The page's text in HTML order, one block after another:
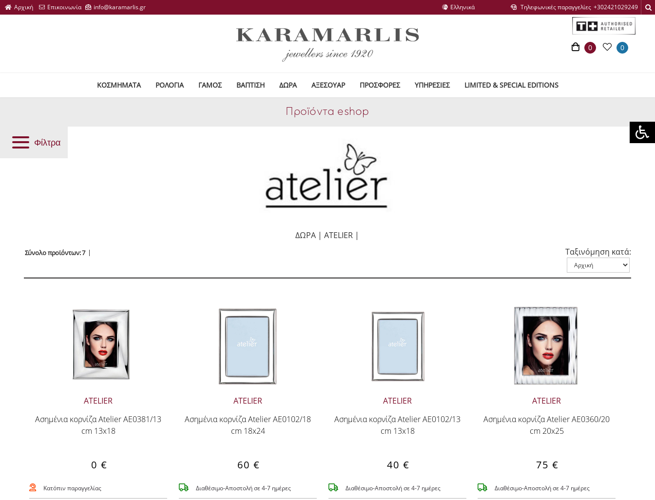
Τηλεφωνικές παραγγελίες
0 0
ΚΟΣΜΗΜΑΤΑ ΡΟΛΟΓΙΑ ΓΑΜΟΣ ΒΑΠΤΙΣΗ ΔΩΡΑ ΑΞΕΣΟΥΑΡ ΠΡΟΣΦΟΡΕΣ ΥΠΗΡΕΣΙΕΣ LIMITED & SPECIAL EDITIONS
Προϊόντα eshop
Φίλτρα
ΔΩΡΑ | ATELIER |
Σύνολο προϊόντων: 7 Ταξινόμηση κατά:
ATELIER
Ασημένια κορνίζα Atelier AE0381/13
cm 13x18
0 €
Κατόπιν παραγγελίας
ATELIER
Ασημένια κορνίζα Atelier AE0102/18
cm 18x24
60 €
Διαθέσιμο-Αποστολή σε 4-7 ημέρες
ATELIER
Ασημένια κορνίζα Atelier AE0102/13
cm 13x18
40 €
Διαθέσιμο-Αποστολή σε 4-7 ημέρες
ATELIER
Ασημένια κορνίζα Atelier AE0360/20
cm 20x25
75 €
Διαθέσιμο-Αποστολή σε 4-7 ημέρες